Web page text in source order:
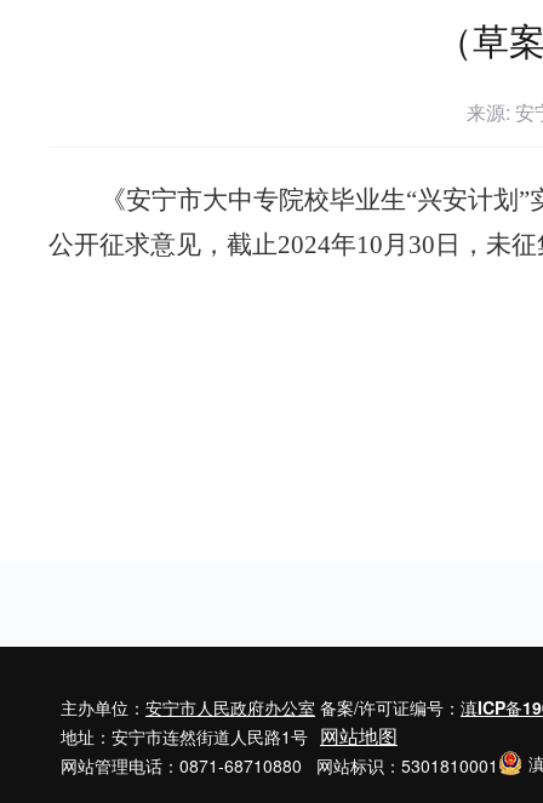
（草
来源:
《安宁市大中专院校毕业生“兴安计划 ”
公开征求意见，截止2024年10月 30 日，未
主办单位： 安宁市人民政府办公室 备案/许可证编号： 滇ICP备
地址：安宁市连然街道人民路1号 网站地图
网站管理电话：0871-68710880 网站标识：5301810001